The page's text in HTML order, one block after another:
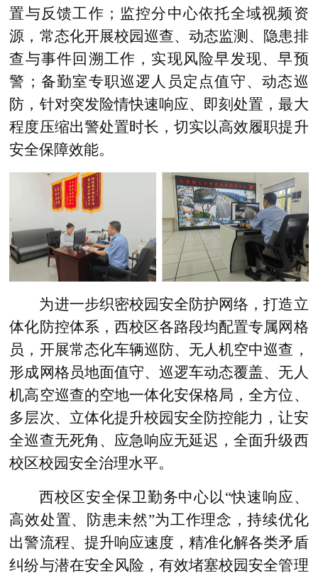
置与反馈工作；监控分中心依托全域视频资
源，常态化开展校园巡查、动态监测、隐患排
查与事件回溯工作，实现风险早发现、早预
警；备勤室专职巡逻人员定点值守、动态巡
防，针对突发险情快速响应、即刻处置，最大
程度压缩出警处置时长，切实以高效履职提升
安全保障效能。
为进一步织密校园安全防护网络，打造立
体化防控体系，西校区各路段均配置专属网格
员，开展常态化车辆巡防、无人机空中巡查，
形成网格员地面值守、巡逻车动态覆盖、无人
机高空巡查的空地一体化安保格局，全方位、
多层次、立体化提升校园安全防控能力，让安
全巡查无死角、应急响应无延迟，全面升级西
校区校园安全治理水平。
西校区安全保卫勤务中心以“快速响应、
高效处置、防患未然”为工作理念，持续优化
出警流程、提升响应速度，精准化解各类矛盾
纠纷与潜在安全风险，有效堵塞校园安全管理